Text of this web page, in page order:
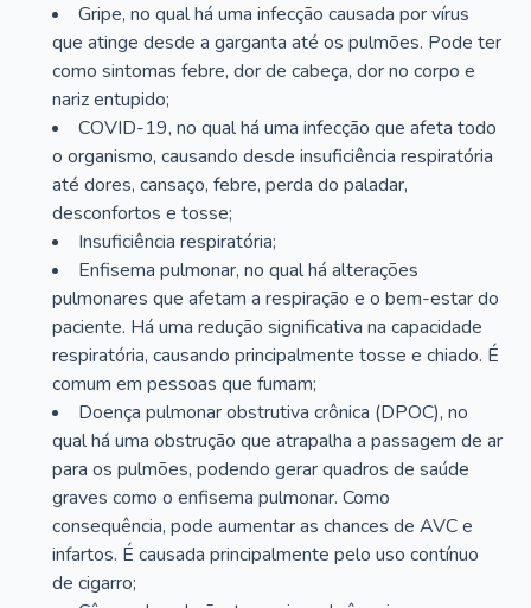
Gripe, no qual há uma infecção causada por vírus
que atinge desde a garganta até os pulmões. Pode ter
como sintomas febre, dor de cabeça, dor no corpo e
nariz entupido;
COVID-19, no qual há uma infecção que afeta todo
o organismo, causando desde insuficiência respiratória
até dores, cansaço, febre, perda do paladar,
desconfortos e tosse;
Insuficiência respiratória;
Enfisema pulmonar, no qual há alterações
pulmonares que afetam a respiração e o bem-estar do
paciente. Há uma redução significativa na capacidade
respiratória, causando principalmente tosse e chiado. É
comum em pessoas que fumam;
Doença pulmonar obstrutiva crônica (DPOC), no
qual há uma obstrução que atrapalha a passagem de ar
para os pulmões, podendo gerar quadros de saúde
graves como o enfisema pulmonar. Como
consequência, pode aumentar as chances de AVC e
infartos. É causada principalmente pelo uso contínuo
de cigarro;